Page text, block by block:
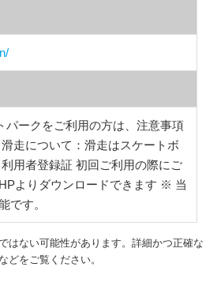
パークをご利用の方は、注意事項
走について：滑走はスケートボ
用者登録証 初回ご利用の際にご
よりダウンロードできます ※ 当
です。
はない可能性があります。詳細かつ正確な
どをご覧ください。